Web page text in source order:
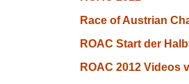
Race of Austrian
ROAC Start der
ROAC 2012 Videos